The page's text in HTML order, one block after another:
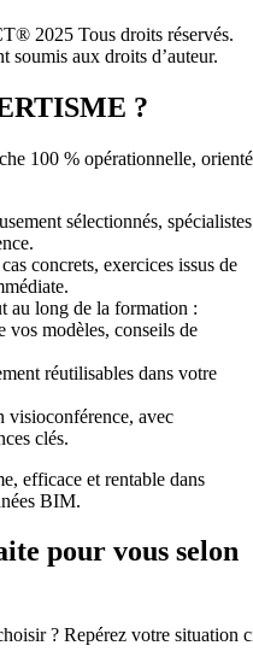
2025 Tous droits réservés.
soumis aux droits d’auteur.
?
100 % opérationnelle,
sélectionnés, spécialistes
concrets, exercices issus de
au long de la formation :
vos modèles, conseils de
réutilisables dans votre
visioconférence, avec
clés.
efficace et rentable dans
BIM.
pour vous selon
? Repérez votre situation